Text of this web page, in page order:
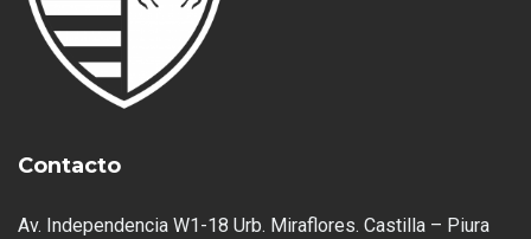
Contacto
Av. Independencia W1-18 Urb. Miraflores. Castilla – Piura